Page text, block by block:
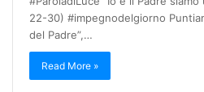
22-30) #impegnodelgiorno
del Padre”,…
Read More »